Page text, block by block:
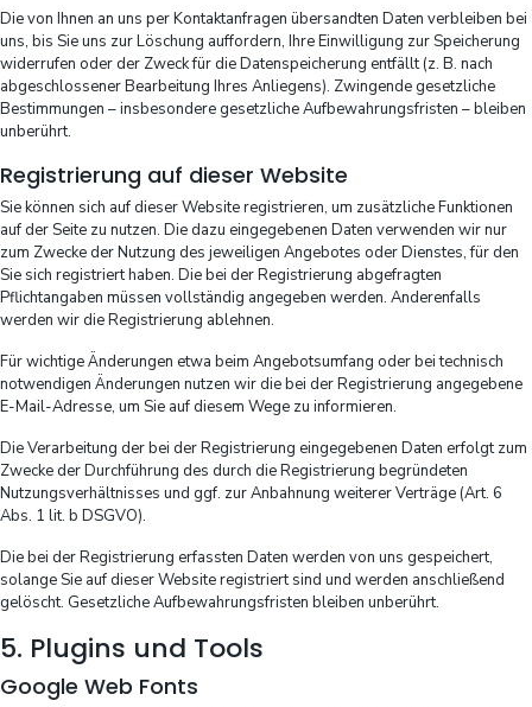
Die von Ihnen an uns per Kontaktanfragen übersandten Daten verbleiben bei
uns, bis Sie uns zur Löschung auffordern, Ihre Einwilligung zur Speicherung
widerrufen oder der Zweck für die Datenspeicherung entfällt (z. B. nach
abgeschlossener Bearbeitung Ihres Anliegens). Zwingende gesetzliche
Bestimmungen – insbesondere gesetzliche Aufbewahrungsfristen – bleiben
unberührt.
Registrierung auf dieser Website
Sie können sich auf dieser Website registrieren, um zusätzliche Funktionen
auf der Seite zu nutzen. Die dazu eingegebenen Daten verwenden wir nur
zum Zwecke der Nutzung des jeweiligen Angebotes oder Dienstes, für den
Sie sich registriert haben. Die bei der Registrierung abgefragten
Pflichtangaben müssen vollständig angegeben werden. Anderenfalls
werden wir die Registrierung ablehnen.
Für wichtige Änderungen etwa beim Angebotsumfang oder bei technisch
notwendigen Änderungen nutzen wir die bei der Registrierung angegebene
E-Mail-Adresse, um Sie auf diesem Wege zu informieren.
Die Verarbeitung der bei der Registrierung eingegebenen Daten erfolgt zum
Zwecke der Durchführung des durch die Registrierung begründeten
Nutzungsverhältnisses und ggf. zur Anbahnung weiterer Verträge (Art. 6
Abs. 1 lit. b DSGVO).
Die bei der Registrierung erfassten Daten werden von uns gespeichert,
solange Sie auf dieser Website registriert sind und werden anschließend
gelöscht. Gesetzliche Aufbewahrungsfristen bleiben unberührt.
5. Plugins und Tools
Google Web Fonts